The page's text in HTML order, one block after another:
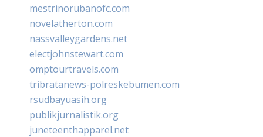
mestrinorubanofc.com
novelatherton.com
nassvalleygardens.net
electjohnstewart.com
omptourtravels.com
tribratanews-polreskebumen.com
rsudbayuasih.org
publikjurnalistik.org
juneteenthapparel.net